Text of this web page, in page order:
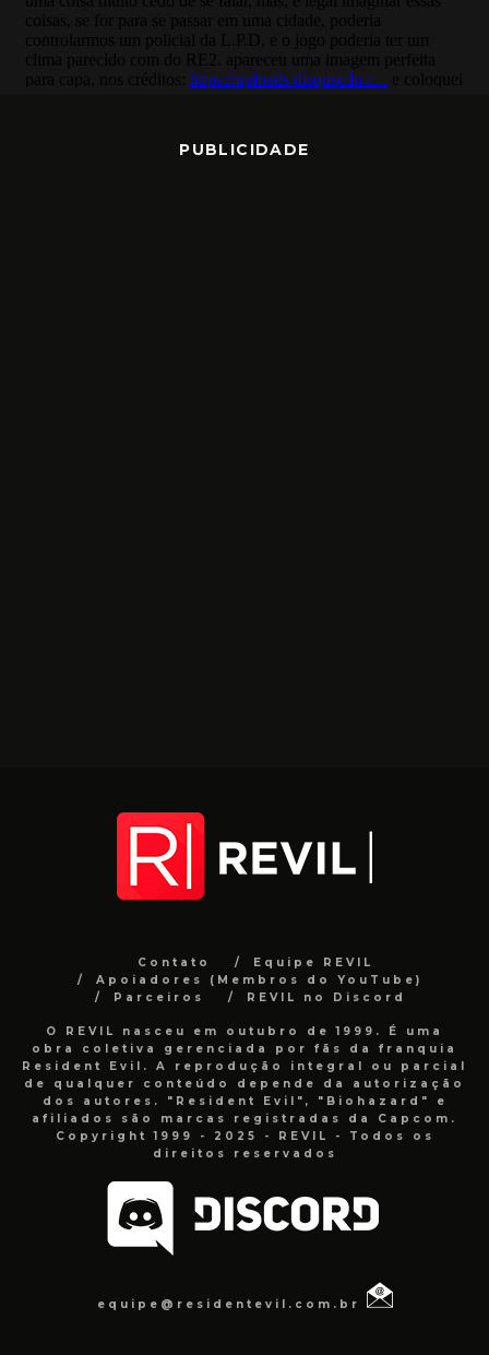
PUBLICIDADE
Contato
Equipe REVIL
Apoiadores (Membros do YouTube)
Parceiros
REVIL no Discord
O REVIL nasceu em outubro de 1999. É uma
obra coletiva gerenciada por fãs da franquia
Resident Evil. A reprodução integral ou parcial
de qualquer conteúdo depende da autorização
dos autores. "Resident Evil", "Biohazard" e
afiliados são marcas registradas da Capcom.
Copyright 1999 - 2025 - REVIL - Todos os
direitos reservados
equipe@residentevil.com.br